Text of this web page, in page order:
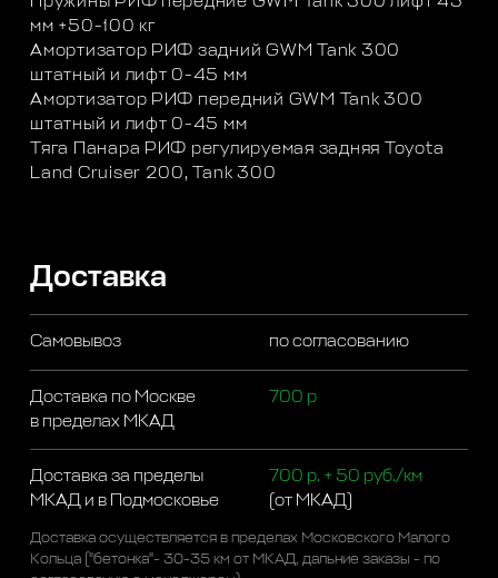
мм +50-100 кг
Амортизатор РИФ задний GWM Tank 300
штатный и лифт 0-45 мм
Амортизатор РИФ передний GWM Tank 300
штатный и лифт 0-45 мм
Тяга Панара РИФ регулируемая задняя Toyota
Land Cruiser 200, Tank 300
Доставка
Самовывоз по согласованию
Доставка по Москве
в пределах МКАД
700 р
Доставка за пределы
МКАД и в Подмосковье
700 р. + 50 руб./км
(от МКАД)
Доставка осуществляется в пределах Московского Малого
Кольца ("бетонка"- 30-35 км от МКАД, дальние заказы - по